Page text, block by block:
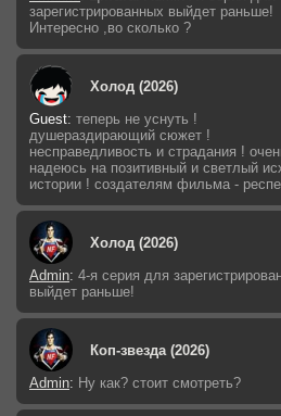
зарегистрированных выйдет раньше!
Интересно ,во сколько ?
Холод (2026)
Guest: теперь не уснуть !
душераздирающий сюжет !
несправедливость и страдания !
надеюсь на позитивный и светлый
истории ! создателям фильма -
Холод (2026)
Admin: 4-я серия для
выйдет раньше!
Коп-звезда (2026)
Admin: Ну как? стоит смотреть?